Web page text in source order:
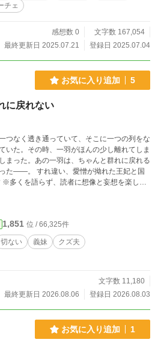
・ムーンライトノベルズ様にも掲載してい
チェ
感想数 0
文字数 167,054
最終更新日 2025.07.21
登録日 2025.07.04
お気に入り追加 5
に戻れない
つなく透き通っていて、そこに一つの列をな
いた。その時、一羽がほんの少し離れてしま
まった。あの一羽は、ちゃんと群れに戻れる
拗れた王妃と国
1,851 位 / 66,325件
切ない 義妹
クズ夫
文字数 11,180
最終更新日 2026.08.06
登録日 2026.08.03
お気に入り追加 1